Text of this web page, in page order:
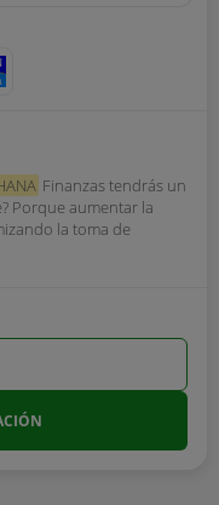
Finanzas tendrás un
Porque aumentar la
la toma de